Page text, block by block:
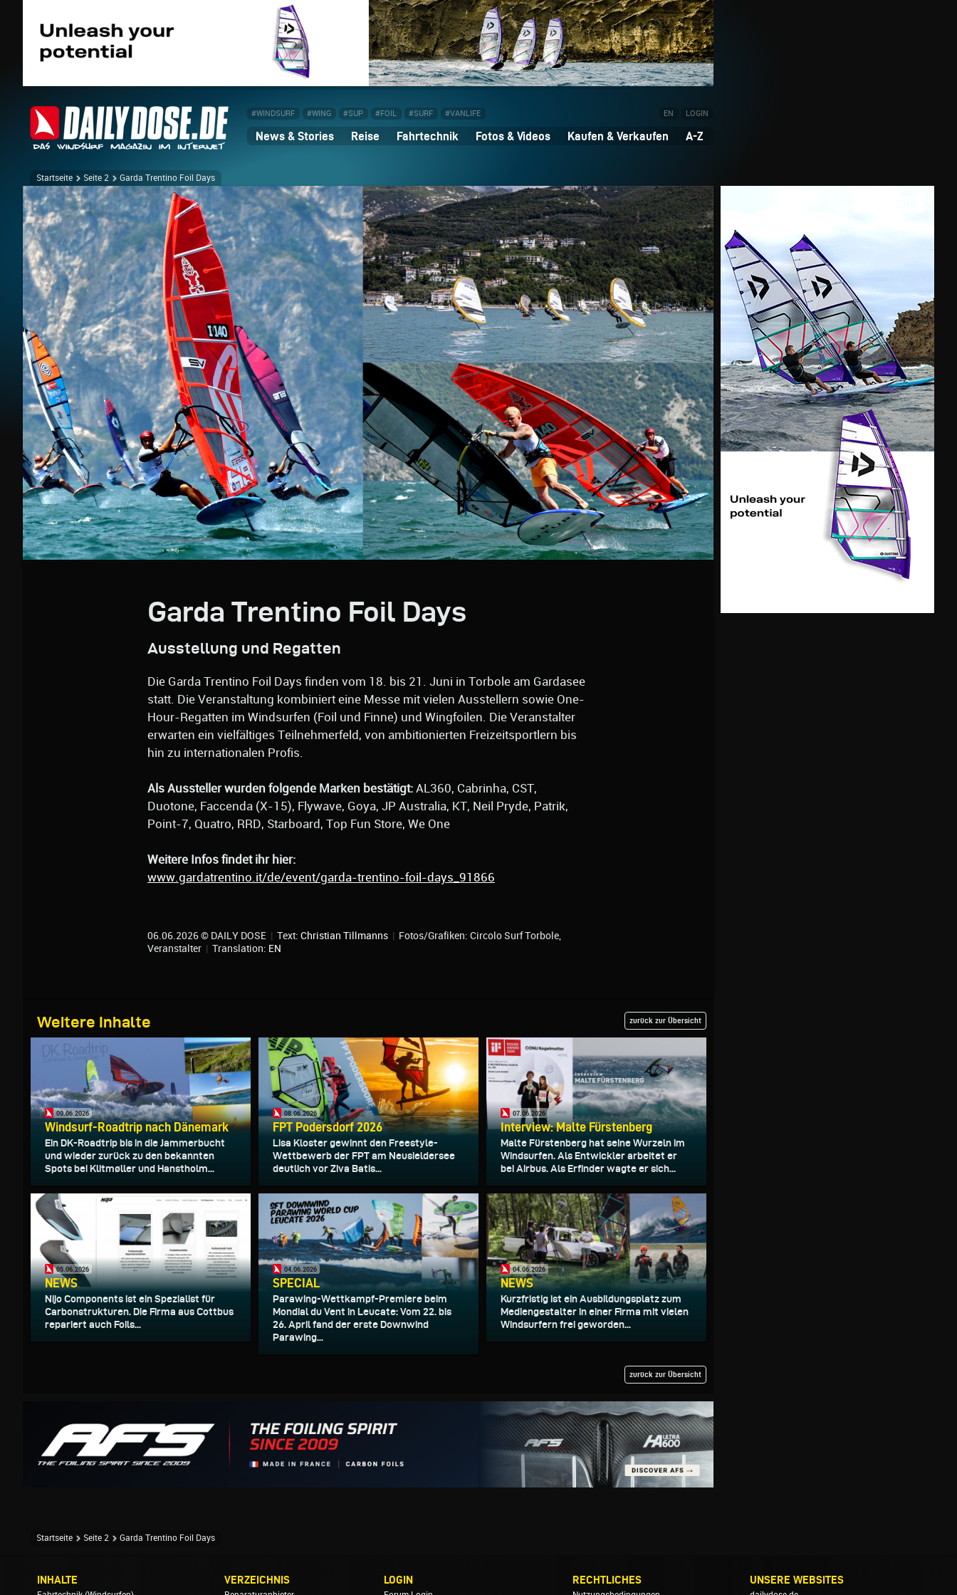
#WINDSURF #WING #SUP #FOIL #SURF #VANLIFE EN LOGIN
News & Stories Reise Fahrtechnik Fotos & Videos Kaufen & Verkaufen A-Z
Startseite Seite 2 Garda Trentino Foil Days
Garda Trentino Foil Days
Ausstellung und Regatten
Die Garda Trentino Foil Days finden vom 18. bis 21. Juni in Torbole am Gardasee
statt. Die Veranstaltung kombiniert eine Messe mit vielen Ausstellern sowie One-
Hour-Regatten im Windsurfen (Foil und Finne) und Wingfoilen. Die Veranstalter
erwarten ein vielfältiges Teilnehmerfeld, von ambitionierten Freizeitsportlern bis
hin zu internationalen Profis.
Als Aussteller wurden folgende Marken bestätigt: AL360, Cabrinha, CST,
Duotone, Faccenda (X-15), Flywave, Goya, JP Australia, KT, Neil Pryde, Patrik,
Point-7, Quatro, RRD, Starboard, Top Fun Store, We One
Weitere Infos findet ihr hier:
www.gardatrentino.it/de/event/garda-trentino-foil-days_91866
06.06.2026 © DAILY DOSE | Text: Christian Tillmanns | Fotos/Grafiken: Circolo Surf Torbole,
Veranstalter | Translation: EN
Weitere Inhalte zurück zur Übersicht
09.06.2026
Windsurf-Roadtrip nach Dänemark
Ein DK-Roadtrip bis in die Jammerbucht
und wieder zurück zu den bekannten
Spots bei Klitmøller und Hanstholm...
08.06.2026
FPT Podersdorf 2026
Lisa Kloster gewinnt den Freestyle-
Wettbewerb der FPT am Neusieldersee
deutlich vor Ziva Batis...
07.06.2026
Interview: Malte Fürstenberg
Malte Fürstenberg hat seine Wurzeln im
Windsurfen. Als Entwickler arbeitet er
bei Airbus. Als Erfinder wagte er sich...
05.06.2026
NEWS
Nijo Components ist ein Spezialist für
Carbonstrukturen. Die Firma aus Cottbus
repariert auch Foils...
04.06.2026
SPECIAL
Parawing-Wettkampf-Premiere beim
Mondial du Vent in Leucate: Vom 22. bis
26. April fand der erste Downwind
Parawing...
04.06.2026
NEWS
Kurzfristig ist ein Ausbildungsplatz zum
Mediengestalter in einer Firma mit vielen
Windsurfern frei geworden...
zurück zur Übersicht
Startseite Seite 2 Garda Trentino Foil Days
INHALTE VERZEICHNIS LOGIN RECHTLICHES UNSERE WEBSITES